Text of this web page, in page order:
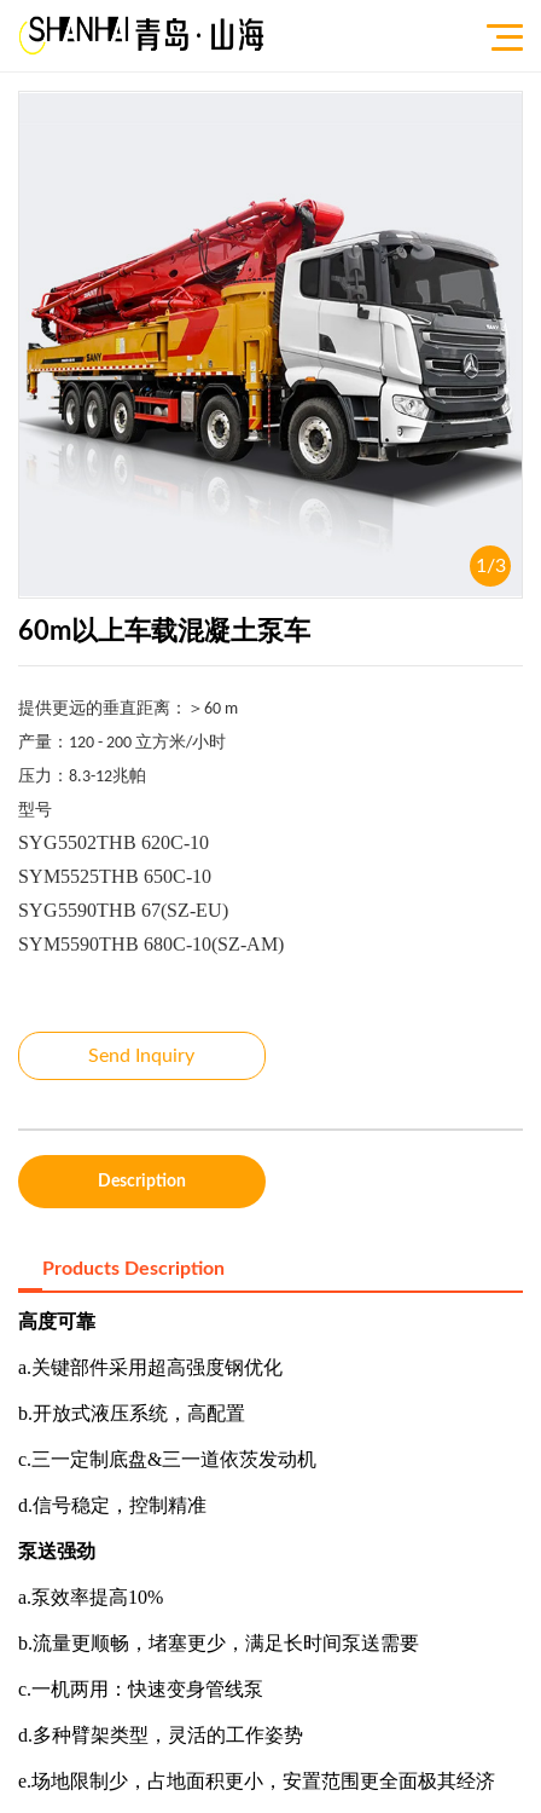
1 /3
60m以上车载混凝土泵车
提供更远的垂直距离：＞ 60 m
产量： 120 - 200 立方米/小时
压力： 8.3-12兆帕
型号
SYG5502THB 620C-10
SYM5525THB 650C-10
SYG5590THB 67(SZ-EU)
SYM5590THB 680C-10(SZ-AM)
Send Inquiry
Description
Products Description
高度可靠
a.关键部件采用超高强度钢优化
b.开放式液压系统，高配置
c.三一定制底盘&三一道依茨发动机
d.信号稳定，控制精准
泵送强劲
a.泵效率提高10%
b.流量更顺畅，堵塞更少，满足长时间泵送需要
c.一机两用：快速变身管线泵
d.多种臂架类型，灵活的工作姿势
e.场地限制少，占地面积更小，安置范围更全面极其经济